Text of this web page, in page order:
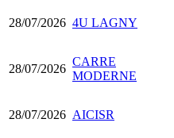
28/07/2026 4U LAGNY
28/07/2026
CARRE
MODERNE
28/07/2026 AICISR